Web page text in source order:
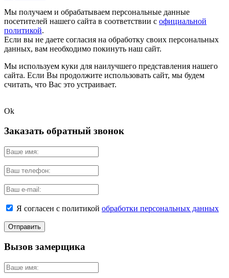
Мы получаем и обрабатываем персональные данные
посетителей нашего сайта в соответствии с официальной
политикой.
Если вы не даете согласия на обработку своих персональных
данных, вам необходимо покинуть наш сайт.
Мы используем куки для наилучшего представления нашего
сайта. Если Вы продолжите использовать сайт, мы будем
считать, что Вас это устраивает.
Ok
Заказать обратный звонок
Я согласен с политикой обработки персональных данных
Вызов замерщика